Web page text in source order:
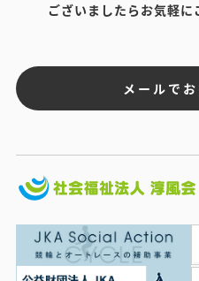
ございましたらお気軽に
メールで